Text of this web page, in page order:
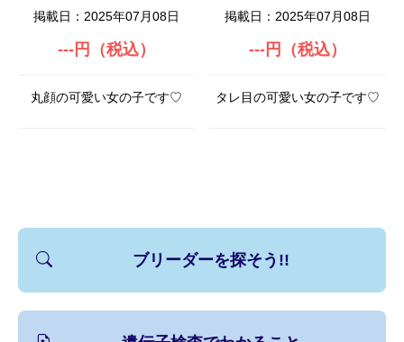
掲載日：2025年07月08日
---円（税込）
丸顔の可愛い女の子です♡
掲載日：2025年07月08日
---円（税込）
タレ目の可愛い女の子です♡
ブリーダーを探そう!!